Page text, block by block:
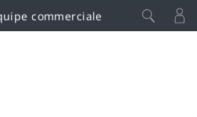
commerciale